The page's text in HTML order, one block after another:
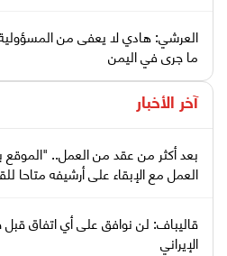
العرشي: هادي لا يعفى من
ما جرى في اليمن
آخر الأخبار
بعد أكثر من عقد من العمل..
العمل مع الإبقاء على أرشيفه متاحا
قاليباف: لن نوافق على أي اتفاق
الإيراني